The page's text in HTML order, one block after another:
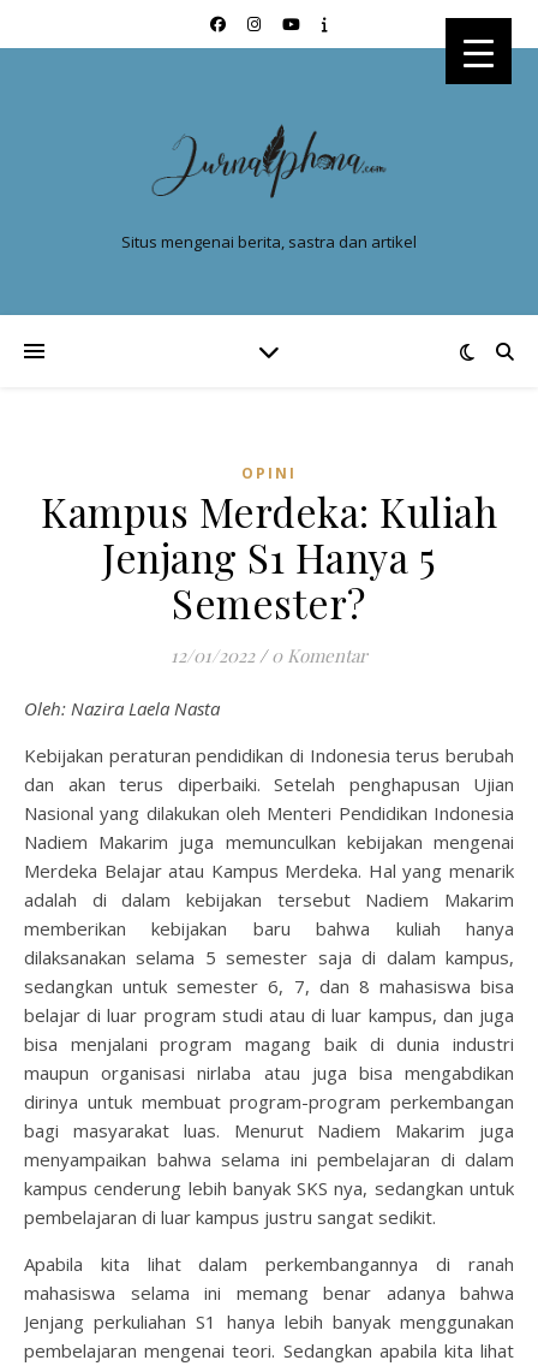
Situs mengenai berita, sastra dan artikel
OPINI
Kampus Merdeka: Kuliah
Jenjang S1 Hanya 5
Semester?
12/01/2022 / 0 Komentar
Oleh: Nazira Laela Nasta
Kebijakan peraturan pendidikan di Indonesia terus berubah
dan akan terus diperbaiki. Setelah penghapusan Ujian
Nasional yang dilakukan oleh Menteri Pendidikan Indonesia
Nadiem Makarim juga memunculkan kebijakan mengenai
Merdeka Belajar atau Kampus Merdeka. Hal yang menarik
adalah di dalam kebijakan tersebut Nadiem Makarim
memberikan kebijakan baru bahwa kuliah hanya
dilaksanakan selama 5 semester saja di dalam kampus,
sedangkan untuk semester 6, 7, dan 8 mahasiswa bisa
belajar di luar program studi atau di luar kampus, dan juga
bisa menjalani program magang baik di dunia industri
maupun organisasi nirlaba atau juga bisa mengabdikan
dirinya untuk membuat program-program perkembangan
bagi masyarakat luas. Menurut Nadiem Makarim juga
menyampaikan bahwa selama ini pembelajaran di dalam
kampus cenderung lebih banyak SKS nya, sedangkan untuk
pembelajaran di luar kampus justru sangat sedikit.
Apabila kita lihat dalam perkembangannya di ranah
mahasiswa selama ini memang benar adanya bahwa
Jenjang perkuliahan S1 hanya lebih banyak menggunakan
pembelajaran mengenai teori. Sedangkan apabila kita lihat